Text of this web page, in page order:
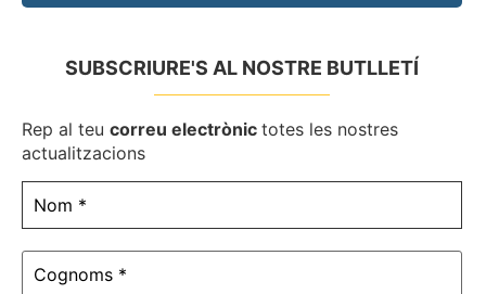
SUBSCRIURE'S AL NOSTRE BUTLLETÍ
Rep al teu correu electrònic totes les nostres
actualitzacions